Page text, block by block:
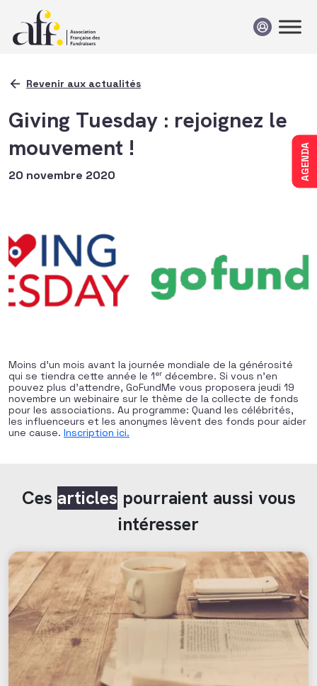
AGENDA
Revenir aux actualités
Giving Tuesday : rejoignez le
mouvement !
20 novembre 2020
Moins d’un mois avant la journée mondiale de la générosité
qui se tiendra cette année le 1er décembre. Si vous n’en
pouvez plus d’attendre, GoFundMe vous proposera jeudi 19
novembre un webinaire sur le thème de la collecte de fonds
pour les associations. Au programme: Quand les célébrités,
les influenceurs et les anonymes lèvent des fonds pour aider
une cause. Inscription ici.
Ces articles pourraient aussi vous
intéresser